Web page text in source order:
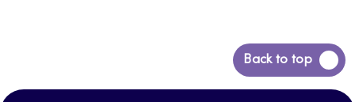
Back to top
Siirry
takaisin